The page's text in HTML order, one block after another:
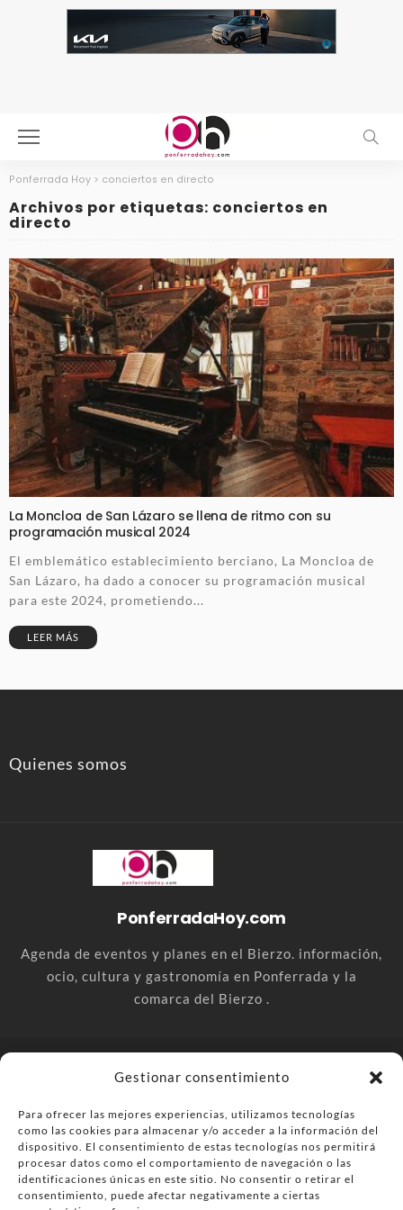
Gestionar consentimiento
Para ofrecer las mejores experiencias, utilizamos tecnologías
como las cookies para almacenar y/o acceder a la información del
dispositivo. El consentimiento de estas tecnologías nos permitirá
procesar datos como el comportamiento de navegación o las
identificaciones únicas en este sitio. No consentir o retirar el
consentimiento, puede afectar negativamente a ciertas
Ponferrada Hoy > conciertos en directo
Archivos por etiquetas: conciertos en
directo
La Moncloa de San Lázaro se llena de ritmo con su
programación musical 2024
El emblemático establecimiento berciano, La Moncloa de
San Lázaro, ha dado a conocer su programación musical
para este 2024, prometiendo...
LEER MÁS
Quienes somos
PonferradaHoy.com
Agenda de eventos y planes en el Bierzo. información,
ocio, cultura y gastronomía en Ponferrada y la
comarca del Bierzo .
comarca del Bierzo
Anúnciate
Más información sobre las cookies
Envía tu negocio
Contacta Política de privacidad